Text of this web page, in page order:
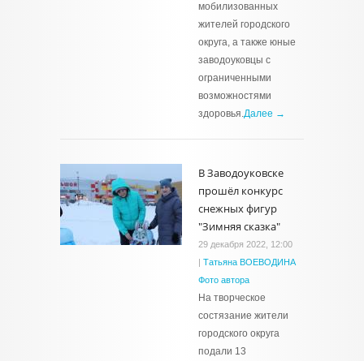
мобилизованных
жителей городского
округа, а также юные
заводоуковцы с
ограниченными
возможностями
здоровья.Далее →
В Заводоуковске
прошёл конкурс
снежных фигур
"Зимняя сказка"
29 декабря 2022, 12:00
| Татьяна ВОЕВОДИНА
Фото автора
На творческое
состязание жители
городского округа
подали 13